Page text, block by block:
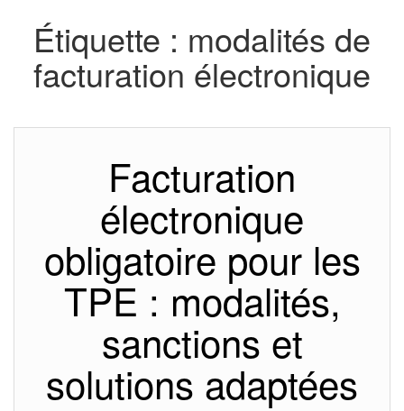
Étiquette : modalités de
facturation électronique
Facturation
électronique
obligatoire pour les
TPE : modalités,
sanctions et
solutions adaptées